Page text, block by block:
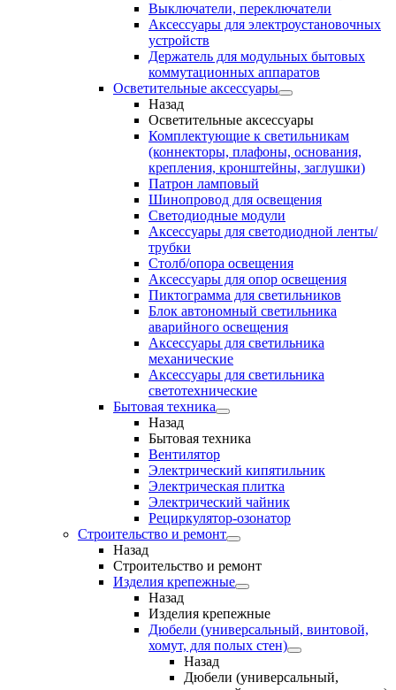
Выключатели, переключатели
Аксессуары для электроустановочных
устройств
Держатель для модульных бытовых
коммутационных аппаратов
Осветительные аксессуары
Назад
Осветительные аксессуары
Комплектующие к светильникам
(коннекторы, плафоны, основания,
крепления, кронштейны, заглушки)
Патрон ламповый
Шинопровод для освещения
Светодиодные модули
Аксессуары для светодиодной ленты/
трубки
Столб/опора освещения
Аксессуары для опор освещения
Пиктограмма для светильников
Блок автономный светильника
аварийного освещения
Аксессуары для светильника
механические
Аксессуары для светильника
светотехнические
Бытовая техника
Назад
Бытовая техника
Вентилятор
Электрический кипятильник
Электрическая плитка
Электрический чайник
Рециркулятор-озонатор
Строительство и ремонт
Назад
Строительство и ремонт
Изделия крепежные
Назад
Изделия крепежные
Дюбели (универсальный, винтовой,
хомут, для полых стен)
Назад
Дюбели (универсальный,